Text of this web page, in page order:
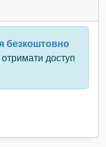
безкоштовно
доступ